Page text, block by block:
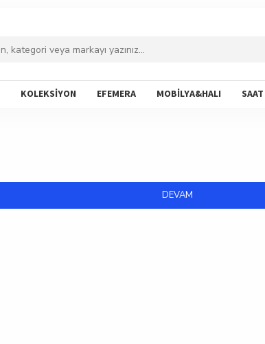
KOLEKSİYON EFEMERA MOBİLYA&HALI SAAT
DEVAM